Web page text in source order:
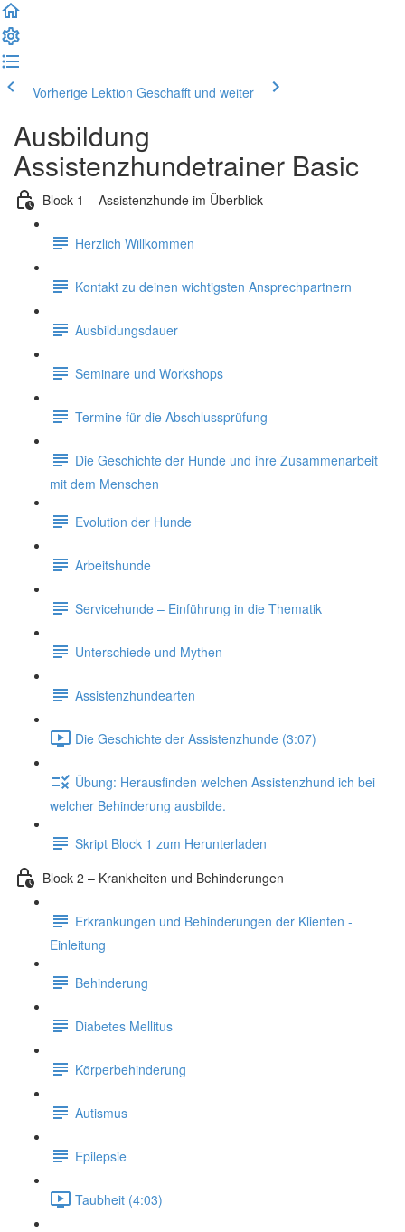
Vorherige Lektion Geschafft und weiter
Ausbildung
Assistenzhundetrainer Basic
Block 1 – Assistenzhunde im Überblick
Herzlich Willkommen
Kontakt zu deinen wichtigsten Ansprechpartnern
Ausbildungsdauer
Seminare und Workshops
Termine für die Abschlussprüfung
Die Geschichte der Hunde und ihre Zusammenarbeit
mit dem Menschen
Evolution der Hunde
Arbeitshunde
Servicehunde – Einführung in die Thematik
Unterschiede und Mythen
Assistenzhundearten
Die Geschichte der Assistenzhunde (3:07)
Übung: Herausfinden welchen Assistenzhund ich bei
welcher Behinderung ausbilde.
Skript Block 1 zum Herunterladen
Block 2 – Krankheiten und Behinderungen
Erkrankungen und Behinderungen der Klienten -
Einleitung
Behinderung
Diabetes Mellitus
Körperbehinderung
Autismus
Epilepsie
Taubheit (4:03)